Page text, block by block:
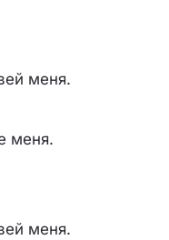
меня.
меня.
меня.